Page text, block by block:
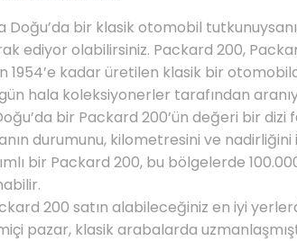
Doğu’da bir klasik otomobil
ediyor olabilirsiniz. Packard 200,
1954’e kadar üretilen klasik bir
hala koleksiyonerler tarafından
bir Packard 200’ün değeri bir
durumunu, kilometresini ve
bir Packard 200, bu bölgelerde
200 satın alabileceğiniz en iyi
pazar, klasik arabalarda